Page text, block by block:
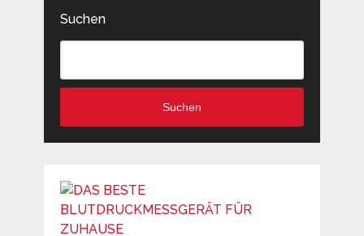
Suchen
Suchen